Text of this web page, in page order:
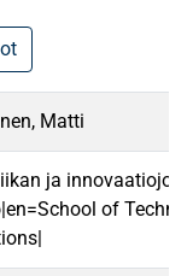
Matti
ja
of